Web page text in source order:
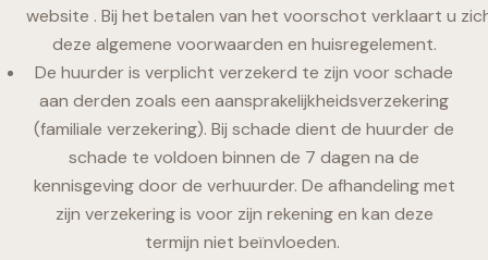
website . Bij het betalen van het voorschot verklaart u
deze algemene voorwaarden en huisregelement.
De huurder is verplicht verzekerd te zijn voor schade
aan derden zoals een aansprakelijkheidsverzekering
(familiale verzekering). Bij schade dient de huurder de
schade te voldoen binnen de 7 dagen na de
kennisgeving door de verhuurder. De afhandeling met
zijn verzekering is voor zijn rekening en kan deze
termijn niet beïnvloeden.